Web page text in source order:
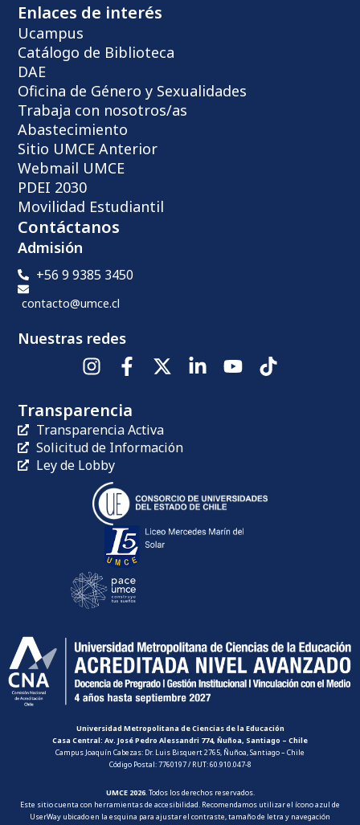
Enlaces de interés
Ucampus
Catálogo de Biblioteca
DAE
Oficina de Género y Sexualidades
Trabaja con nosotros/as
Abastecimiento
Sitio UMCE Anterior
Webmail UMCE
PDEI 2030
Movilidad Estudiantil
Contáctanos
Admisión
+56 9 9385 3450
contacto@umce.cl
Nuestras redes
Transparencia
Transparencia Activa
Solicitud de Información
Ley de Lobby
Universidad Metropolitana de Ciencias de la Educación
Casa Central: Av. José Pedro Alessandri 774, Ñuñoa, Santiago – Chile
Campus Joaquín Cabezas: Dr. Luis Bisquert 2765, Ñuñoa, Santiago – Chile
Código Postal: 7760197 / RUT: 60.910.047-8
UMCE 2026. Todos los derechos reservados.
Este sitio cuenta con herramientas de accesibilidad. Recomendamos utilizar el ícono azul de
UserWay ubicado en la esquina para ajustar el contraste, tamaño de letra y navegación